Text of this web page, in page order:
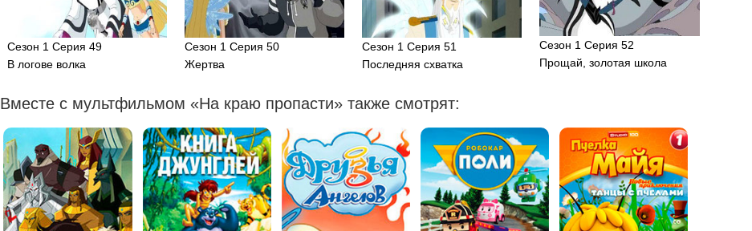
Сезон 1 Серия 49
В логове волка
Сезон 1 Серия 50
Жертва
Сезон 1 Серия 51
Последняя схватка
Сезон 1 Серия 52
Прощай, золотая школа
Вместе с мультфильмом «На краю пропасти» также смотрят: